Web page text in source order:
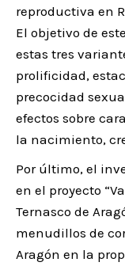
reproductiva en
El objetivo de
estas tres
prolificidad,
precocidad
efectos sobre
la nacimiento,
Por último, el
en el proyecto
Ternasco de
menudillos de
Aragón en la